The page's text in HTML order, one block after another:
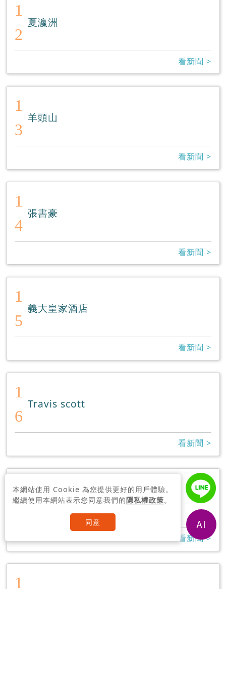
1
2
夏瀛洲
看新聞 >
1
3
羊頭山
看新聞 >
1
4
張書豪
看新聞 >
1
5
義大皇家酒店
看新聞 >
1
6
Travis scott
看新聞 >
1
AZ
看新聞 >
1
本網站使用 Cookie 為您提供更好的用戶體驗。
繼續使用本網站表示您同意我們的隱私權政策。
同意